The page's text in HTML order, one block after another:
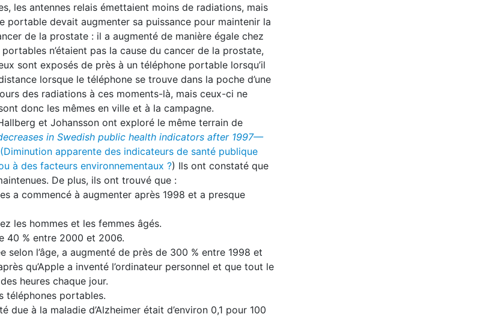
les antennes relais émettaient moins de radiations, mais
devait augmenter sa puissance pour maintenir la
de la prostate : il a augmenté de manière égale chez
n’étaient pas la cause du cancer de la prostate,
sont exposés de près à un téléphone portable lorsqu’il
lorsque le téléphone se trouve dans la poche d’une
des radiations à ces moments-là, mais ceux-ci ne
donc les mêmes en ville et à la campagne.
et Johansson ont exploré le même terrain de
in Swedish public health indicators after 1997—
(Diminution apparente des indicateurs de santé publique
à des facteurs environnementaux ?) Ils ont constaté que
De plus, ils ont trouvé que :
a commencé à augmenter après 1998 et a presque
les hommes et les femmes âgés.
40 % entre 2000 et 2006.
selon l’âge, a augmenté de près de 300 % entre 1998 et
qu’Apple a inventé l’ordinateur personnel et que tout le
heures chaque jour.
téléphones portables.
due à la maladie d’Alzheimer était d’environ 0,1 pour 100